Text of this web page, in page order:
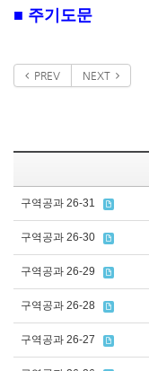
■ 주기도문
PREV NEXT
구역공과 26-31
구역공과 26-30
구역공과 26-29
구역공과 26-28
구역공과 26-27